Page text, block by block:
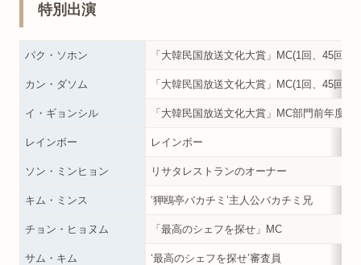
特別出演
パク・ソホン 「大韓民国放送文化大賞」MC(1回、45回)
カン・ダソム 「大韓民国放送文化大賞」MC(1回、45回)
イ・ギョンシル 「大韓民国放送文化大賞」MC部門前年度受
レインボー レインボー
ソン・ミンヒョン リサタレストランのオーナー
キム・ミンス ‘狎鴎亭バカチミ’主人公バカチミ兄
チョン・ヒョヌム 「最高のシェフを探せ」MC
サム・キム ‘最高のシェフを探せ’審査員